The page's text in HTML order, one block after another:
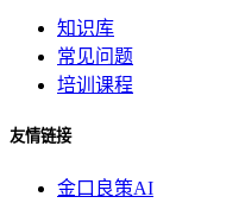
知识库
常见问题
培训课程
友情链接
金口良策AI